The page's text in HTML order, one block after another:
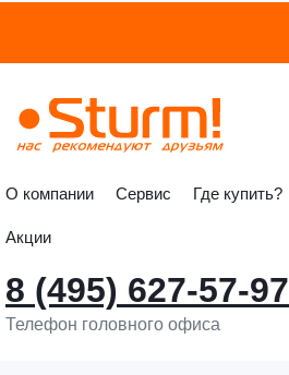
О компании Сервис Где купить?
Акции
8 (495) 627-57-97
Телефон головного офиса